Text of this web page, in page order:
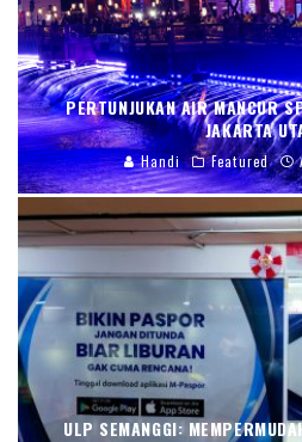
PERTUNJUKAN AIR MANCUR
JAKARTA
Handi Featured
ULP SEMANGGI: